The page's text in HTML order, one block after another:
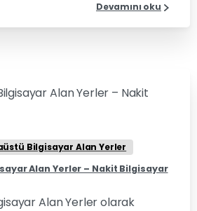
Devamını oku
0 0
Bilgisayar Alan Yerler
Alan Yerler – Nakit Bilgisayar
Alan Yerler olarak